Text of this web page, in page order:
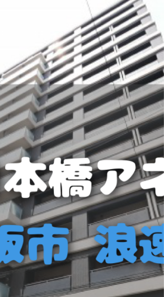
연동을 통해 진행되며, 담당자가 배정되어 1:1
맞춤 상담을 받으실 수 있습니다. 😊
---------------------------
------------------------------
📋 회원가입 & 카카오톡 연동 방법 👇 이미지
터치하면 더 크게 확인하실 수 있습니다 👇 상
안내는 이미지 하단에서 확인해 주세요. ✅
STEP 1 : 회원가입 아래 두 가지 방법 중 하나
로 진행해 주세요. ▶ 방법 A : 게시물